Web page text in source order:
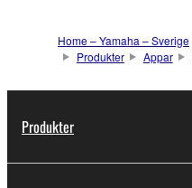
Home – Yamaha – Sverige
Produkter
Appar
Produkter